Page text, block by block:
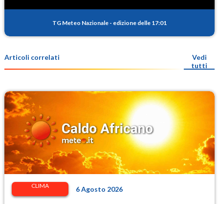
TG Meteo Nazionale - edizione delle 17:01
Articoli correlati
Vedi
tutti
CLIMA 6 Agosto 2026